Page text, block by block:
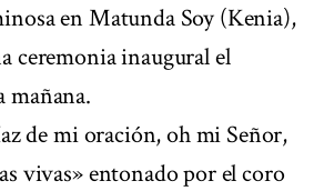
en Matunda Soy (Kenia),
ceremonia inaugural el
mañana.
de mi oración, oh mi Señor,
vivas» entonado por el coro